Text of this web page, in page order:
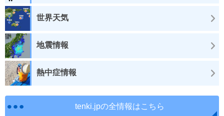
世界天気
地震情報
熱中症情報
tenki.jpの全情報はこちら